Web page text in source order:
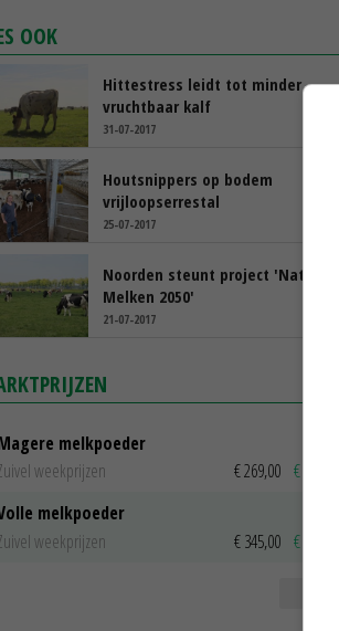
OOK
Hittestress leidt tot minder
vruchtbaar kalf
31-07-2017
Houtsnippers op bodem
vrijloopserrestal
25-07-2017
Noorden steunt project 'Natuurlijk
Melken 2050'
21-07-2017
melkpoeder
weekprijzen
€ 269,00 € 7,00
melkpoeder
weekprijzen
€ 345,00 € 20,00